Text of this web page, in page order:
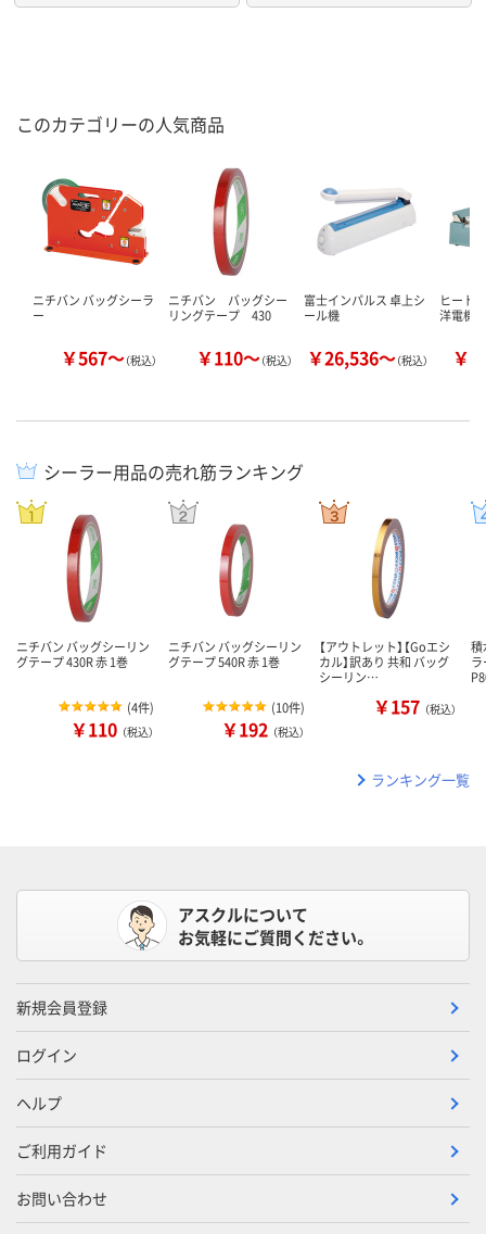
このカテゴリーの人気商品
ニチバン バッグシーラ
ー
￥567～（税込）
ニチバン バッグシー
リングテープ 430
￥110～（税込）
富士インパルス 卓上シ
ール機
￥26,536～（税込）
ヒート
洋電機
￥
シーラー用品の売れ筋ランキング
ニチバン バッグシーリン
グテープ 430R 赤 1巻
(4件)
￥110 （税込）
ニチバン バッグシーリン
グテープ 540R 赤 1巻
(10件)
￥192 （税込）
【アウトレット】【Goエシ
カル】訳あり 共和 バッグ
シーリン…
￥157 （税込）
積
ランキング一覧
アスクルについて
お気軽にご質問ください。
新規会員登録
ログイン
ヘルプ
ご利用ガイド
お問い合わせ